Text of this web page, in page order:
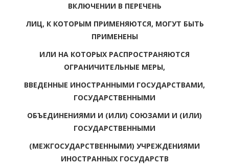
ВКЛЮЧЕНИИ В ПЕРЕЧЕНЬ
ЛИЦ, К КОТОРЫМ ПРИМЕНЯЮТСЯ, МОГУТ БЫТЬ
ПРИМЕНЕНЫ
ИЛИ НА КОТОРЫХ РАСПРОСТРАНЯЮТСЯ
ОГРАНИЧИТЕЛЬНЫЕ МЕРЫ,
ВВЕДЕННЫЕ ИНОСТРАННЫМИ ГОСУДАРСТВАМИ,
ГОСУДАРСТВЕННЫМИ
ОБЪЕДИНЕНИЯМИ И (ИЛИ) СОЮЗАМИ И (ИЛИ)
ГОСУДАРСТВЕННЫМИ
(МЕЖГОСУДАРСТВЕННЫМИ) УЧРЕЖДЕНИЯМИ
ИНОСТРАННЫХ ГОСУДАРСТВ